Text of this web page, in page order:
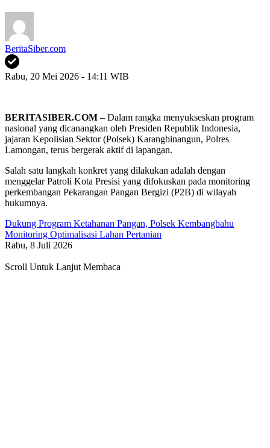
BeritaSiber.com
Rabu, 20 Mei 2026 - 14:11 WIB
BERITASIBER.COM – Dalam rangka menyukseskan program
nasional yang dicanangkan oleh Presiden Republik Indonesia,
jajaran Kepolisian Sektor (Polsek) Karangbinangun, Polres
Lamongan, terus bergerak aktif di lapangan.
Salah satu langkah konkret yang dilakukan adalah dengan
menggelar Patroli Kota Presisi yang difokuskan pada monitoring
perkembangan Pekarangan Pangan Bergizi (P2B) di wilayah
hukumnya.
Dukung Program Ketahanan Pangan, Polsek Kembangbahu
Monitoring Optimalisasi Lahan Pertanian
Rabu, 8 Juli 2026
Scroll Untuk Lanjut Membaca